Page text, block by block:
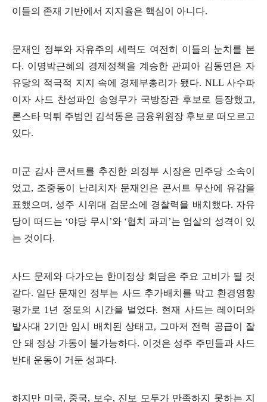
이들의 존재 기반에서 지지율은 핵심이 아니다.
문재인 정부와 자유주의 세력도 여전히 이들의 눈치를 본
다. 이명박근혜의 경제정책을 계승한 관피아 김동연은 자
유당의 적극적 지지 속에 경제부총리가 됐다. NLL사수파
이자 사드 찬성파인 송영무가 국방장관 후보로 등장했고,
론스타 먹튀 주범인 김석동은 금융위원장 후보로 떠오르고
있다.
미군 감사 콘서트를 추진한 의정부 시장은 민주당 소속이
었고, 조중동이 난리치자 문재인은 콘서트 무산에 유감을
표했으며 , 성주 시위대 검문소에 경찰력을 배치했다. 자유
당이 떠드는 ‘야당 무시 ’와 ‘협치 파괴 ’는 엄살의 성격이 있
는 것이다.
사드 문제와 다가오는 한미정상 회담은 주요 고비가 될 것
같다. 일단 문재인 정부는 사드 추가배치를 막고 환경영향
평가로 1 년 정도의 시간을 벌었다. 현재 사드는 레이더와
발사대 2기만 임시 배치된 상태고, 그마저 전력 공급이 잘
안 돼 정상 가동이 불가능하다. 이것은 성주 주민들과 사드
반대 운동이 거둔 성과다.
하지만 미국, 중국, 보수, 진보 모두가 만족하지 못하는 지